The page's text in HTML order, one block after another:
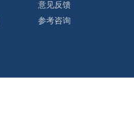
意见反馈
参考咨询